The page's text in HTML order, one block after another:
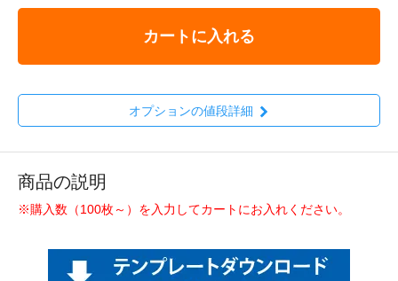
カートに入れる
オプションの値段詳細
商品の説明
※購入数（100枚～）を入力してカートにお入れください。